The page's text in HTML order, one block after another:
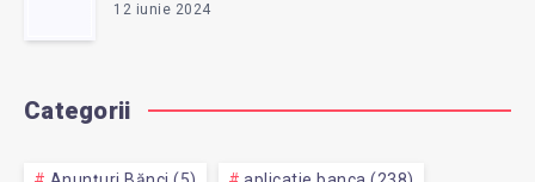
12 iunie 2024
Categorii